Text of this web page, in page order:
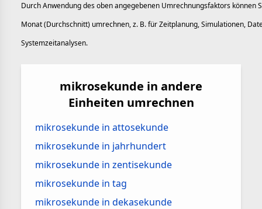
Durch Anwendung des oben angegebenen Umrechnungsfaktors können
Monat (Durchschnitt) umrechnen, z. B. für Zeitplanung, Simulationen,
Systemzeitanalysen.
mikrosekunde in andere
Einheiten umrechnen
mikrosekunde in attosekunde
mikrosekunde in jahrhundert
mikrosekunde in zentisekunde
mikrosekunde in tag
mikrosekunde in dekasekunde